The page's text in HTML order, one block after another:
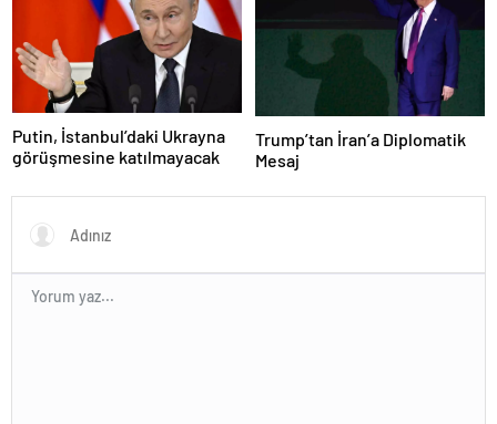
Putin, İstanbul’daki Ukrayna
görüşmesine katılmayacak
Trump’tan İran’a Diplomatik
Mesaj